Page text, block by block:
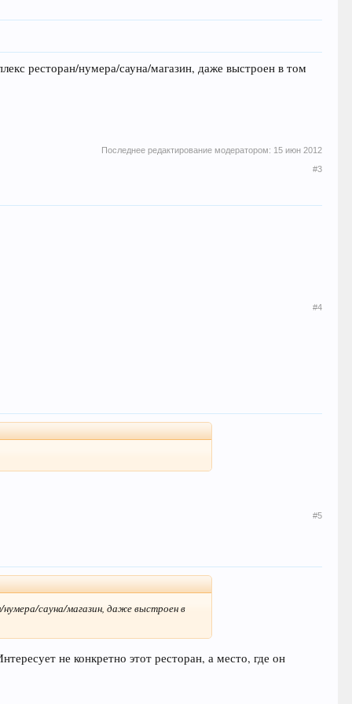
ресторан/нумера/сауна/магазин, даже выстроен в том
Последнее редактирование модератором: 15 июн 2012
#3
#4
#5
сауна/магазин, даже выстроен в
не конкретно этот ресторан, а место, где он